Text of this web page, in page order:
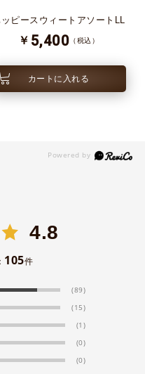
ピースウィートアソートLL
￥ 5,400 （税込）
カートに入れる
4.8
105件
(89)
(15)
(1)
(0)
(0)